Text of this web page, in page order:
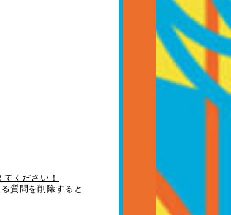
ください！
質問を削除すると